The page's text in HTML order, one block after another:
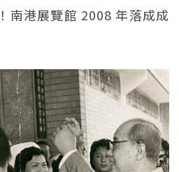
南港展覽館 2008 年落成成